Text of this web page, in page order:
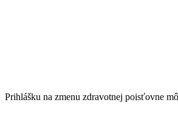
Prihlášku na zmenu zdravotnej poisťovne